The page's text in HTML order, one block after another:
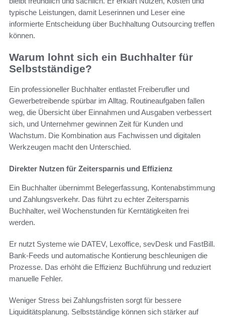
typische Leistungen, damit Leserinnen und Leser eine
informierte Entscheidung über Buchhaltung Outsourcing treffen
können.
Warum lohnt sich ein Buchhalter für
Selbstständige?
Ein professioneller Buchhalter entlastet Freiberufler und
Gewerbetreibende spürbar im Alltag. Routineaufgaben fallen
weg, die Übersicht über Einnahmen und Ausgaben verbessert
sich, und Unternehmer gewinnen Zeit für Kunden und
Wachstum. Die Kombination aus Fachwissen und digitalen
Werkzeugen macht den Unterschied.
Direkter Nutzen für Zeitersparnis und Effizienz
Ein Buchhalter übernimmt Belegerfassung, Kontenabstimmung
und Zahlungsverkehr. Das führt zu echter Zeitersparnis
Buchhalter, weil Wochenstunden für Kerntätigkeiten frei
werden.
Er nutzt Systeme wie DATEV, Lexoffice, sevDesk und FastBill.
Bank‑Feeds und automatische Kontierung beschleunigen die
Prozesse. Das erhöht die Effizienz Buchführung und reduziert
manuelle Fehler.
Weniger Stress bei Zahlungsfristen sorgt für bessere
Liquiditätsplanung. Selbstständige können sich stärker auf